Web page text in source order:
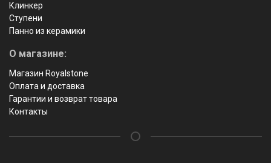
Клинкер
Ступени
Панно из керамики
О магазине:
Магазин Royalstone
Оплата и доставка
Гарантии и возврат товара
Контакты